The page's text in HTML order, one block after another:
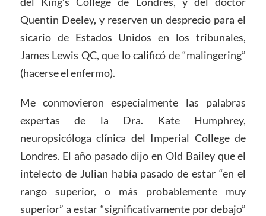
Quentin Deeley, y reserven un desprecio para el
sicario de Estados Unidos en los tribunales,
James Lewis QC, que lo calificó de “malingering”
(hacerse el enfermo).
Me conmovieron especialmente las palabras
expertas de la Dra. Kate Humphrey,
neuropsicóloga clínica del Imperial College de
Londres. El año pasado dijo en Old Bailey que el
intelecto de Julian había pasado de estar “en el
rango superior, o más probablemente muy
superior” a estar “significativamente por debajo”